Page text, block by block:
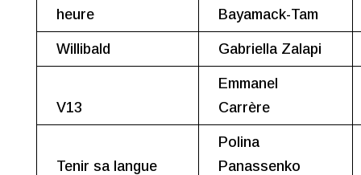
heure
Bayamack-Tam
Willibald Gabriella Zalapi
V13
Emmanel
Carrère
Tenir sa langue
Polina
Panassenko